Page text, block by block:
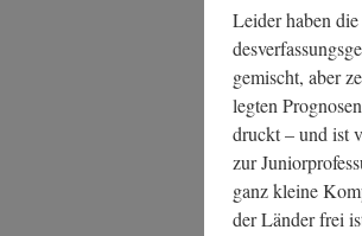
Lei­der haben
ge­mischt, aber
leg­ten
druckt – und ist
zur
ganz klei­ne
der Län­der frei